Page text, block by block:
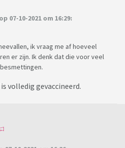
07-10-2021 om 16:29:
ik vraag me af hoeveel
er zijn. Ik denk dat die voor veel
volledig gevaccineerd.